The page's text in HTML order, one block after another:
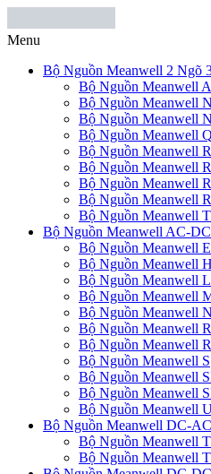
Menu
Bộ Nguồn Meanwell 2 Ngõ
Bộ Nguồn Meanwell
Bộ Nguồn Meanwell
Bộ Nguồn Meanwell
Bộ Nguồn Meanwell
Bộ Nguồn Meanwell
Bộ Nguồn Meanwell
Bộ Nguồn Meanwell
Bộ Nguồn Meanwell
Bộ Nguồn Meanwell
Bộ Nguồn Meanwell AC-DC
Bộ Nguồn Meanwell
Bộ Nguồn Meanwell
Bộ Nguồn Meanwell
Bộ Nguồn Meanwell
Bộ Nguồn Meanwell
Bộ Nguồn Meanwell
Bộ Nguồn Meanwell
Bộ Nguồn Meanwell S
Bộ Nguồn Meanwell
Bộ Nguồn Meanwell
Bộ Nguồn Meanwell
Bộ Nguồn Meanwell DC-AC
Bộ Nguồn Meanwell
Bộ Nguồn Meanwell